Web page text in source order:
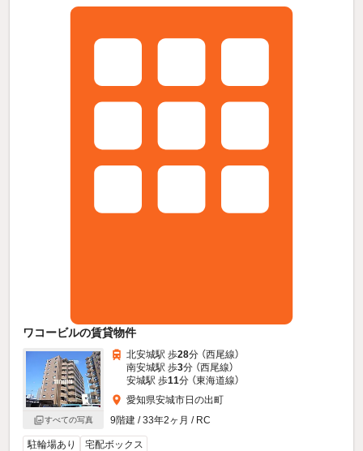
ワコービルの賃貸物件
すべての写真
北安城駅 歩28分 （西尾線）
南安城駅 歩3分 （西尾線）
安城駅 歩11分 （東海道線）
愛知県安城市日の出町
9階建 / 33年2ヶ月 / RC
駐輪場あり 宅配ボックス